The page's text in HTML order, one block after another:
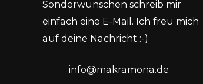
Sonderwünschen schreib mir
einfach eine E-Mail. Ich freu mich
auf deine Nachricht :-)
info@makramona.de